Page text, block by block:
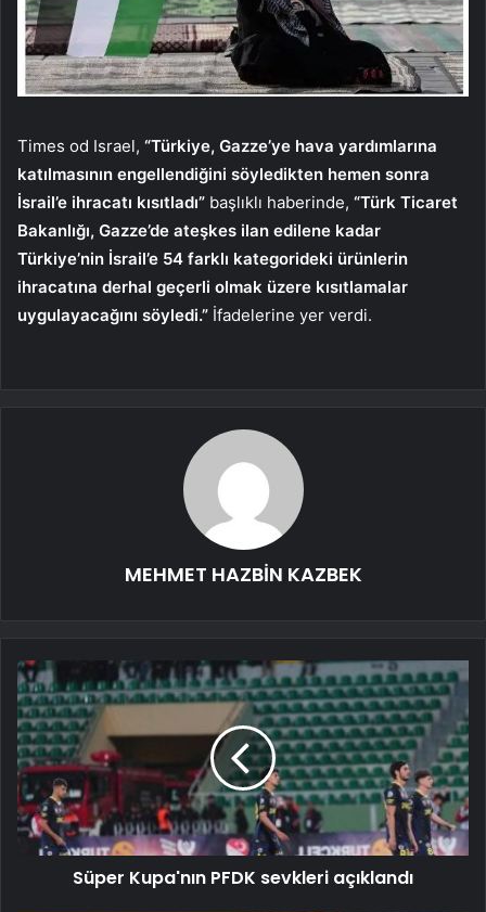
Times od Israel, “Türkiye, Gazze’ye hava yardımlarına
katılmasının engellendiğini söyledikten hemen sonra
İsrail’e ihracatı kısıtladı” başlıklı haberinde, “Türk Ticaret
Bakanlığı, Gazze’de ateşkes ilan edilene kadar
Türkiye’nin İsrail’e 54 farklı kategorideki ürünlerin
ihracatına derhal geçerli olmak üzere kısıtlamalar
uygulayacağını söyledi.” İfadelerine yer verdi.
MEHMET HAZBİN KAZBEK
Süper Kupa'nın PFDK sevkleri açıklandı